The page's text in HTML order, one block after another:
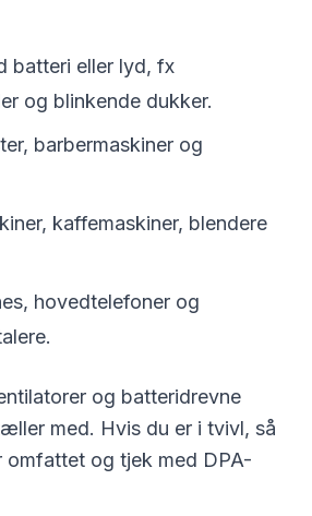
batteri eller lyd, fx
og blinkende dukker.
barbermaskiner og
kaffemaskiner, blendere
hovedtelefoner og
og batteridrevne
med. Hvis du er i tvivl, så
omfattet og tjek med DPA-